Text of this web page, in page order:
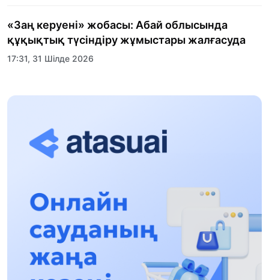
«Заң керуені» жобасы: Абай облысында
құқықтық түсіндіру жұмыстары жалғасуда
17:31, 31 Шілде 2026
Халықаралық «Формула-1 H2O» жарысын
13:13, 30 Шілде 2026
12:01, 28 Шілде 2026
Абзал Достияр: Думан Мұхаметкәрімді
Алматы түрмесіне ауыстыруы мүмкін
16:15, 27 Шілде 2026